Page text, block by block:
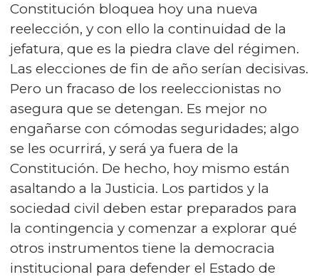
Constitución bloquea hoy una nueva
reelección, y con ello la continuidad de la
jefatura, que es la piedra clave del régimen.
Las elecciones de fin de año serían decisivas.
Pero un fracaso de los reeleccionistas no
asegura que se detengan. Es mejor no
engañarse con cómodas seguridades; algo
se les ocurrirá, y será ya fuera de la
Constitución. De hecho, hoy mismo están
asaltando a la Justicia. Los partidos y la
sociedad civil deben estar preparados para
la contingencia y comenzar a explorar qué
otros instrumentos tiene la democracia
institucional para defender el Estado de